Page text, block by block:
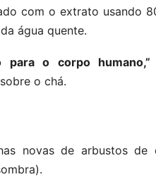
com o extrato usando
água quente.
para o corpo humano,”
o chá.
novas de arbustos de